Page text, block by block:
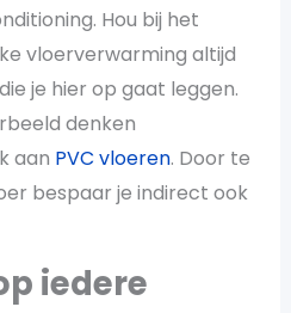
Hou bij het
vloerverwarming altijd
je hier op gaat leggen.
denken
aan PVC vloeren. Door te
bespaar je indirect ook
iedere